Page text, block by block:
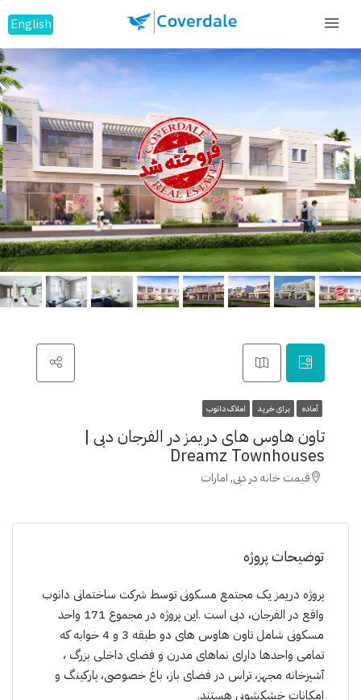
English
آماده برای خرید املاک دانوب
تاون هاوس های دریمز در الفرجان دبی |
Dreamz Townhouses
قیمت خانه در دبی, امارات
توضیحات پروژه
پروژە دریمز یک مجتمع مسکونی توسط شرکت ساختمانی دانوب
واقع در الفرجان، دبی است .این پروژە در مجموع 171 واحد
مسکونی شامل تاون هاوس های دو طبقه 3 و 4 خوابه کە
تمامی واحدها دارای نماهای مدرن و فضای داخلی بزرگ ،
آشپزخانه مجهز، تراس در فضای باز، باغ خصوصی، پارکینگ و
امکانات خشکشویی هستند.